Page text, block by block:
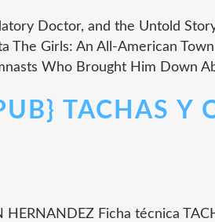
Doctor, and the Untold
The Girls: An All-American
Who Brought Him Down
TACHAS Y
HERNANDEZ Ficha técnica